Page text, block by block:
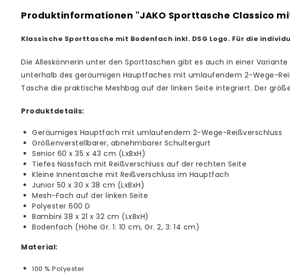
Produktinformationen "JAKO Sporttasche Classico
Klassische Sporttasche mit Bodenfach inkl. DSG Logo. Für die
Die Alleskönnerin unter den Sporttaschen gibt es auch in einer
unterhalb des geräumigen Hauptfaches mit umlaufendem 2-Wege-
Tasche die praktische Meshbag auf der linken Seite integriert. Der
Produktdetails:
Geräumiges Hauptfach mit umlaufendem 2-Wege-Reißverschluss
Größenverstellbarer, abnehmbarer Schultergurt
Senior 60 x 35 x 43 cm (LxBxH)
Tiefes Nassfach mit Reißverschluss auf der rechten Seite
Kleine Innentasche mit Reißverschluss im Hauptfach
Junior 50 x 30 x 38 cm (LxBxH)
Mesh-Fach auf der linken Seite
Polyester 600 D
Bambini 38 x 21 x 32 cm (LxBxH)
Bodenfach (Höhe Gr. 1: 10 cm, Gr. 2, 3: 14 cm)
Material:
100 % Polyester